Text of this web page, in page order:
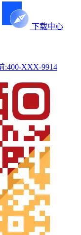
下载中心
:400-XXX-9914